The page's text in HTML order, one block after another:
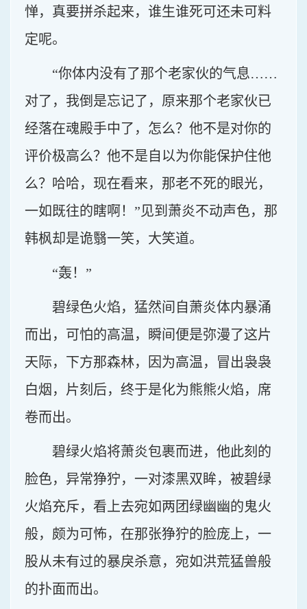
惮，真要拼杀起来，谁生谁死可还未可料
定呢。
“你体内没有了那个老家伙的气息……
对了，我倒是忘记了，原来那个老家伙已
经落在魂殿手中了，怎么？他不是对你的
评价极高么？他不是自以为你能保护住他
么？哈哈，现在看来，那老不死的眼光，
一如既往的瞎啊！”见到萧炎不动声色，那
韩枫却是诡翳一笑，大笑道。
“轰！”
碧绿色火焰，猛然间自萧炎体内暴涌
而出，可怕的高温，瞬间便是弥漫了这片
天际，下方那森林，因为高温，冒出袅袅
白烟，片刻后，终于是化为熊熊火焰，席
卷而出。
碧绿火焰将萧炎包裹而进，他此刻的
脸色，异常狰狞，一对漆黑双眸，被碧绿
火焰充斥，看上去宛如两团绿幽幽的鬼火
般，颇为可怖，在那张狰狞的脸庞上，一
股从未有过的暴戾杀意，宛如洪荒猛兽般
的扑面而出。